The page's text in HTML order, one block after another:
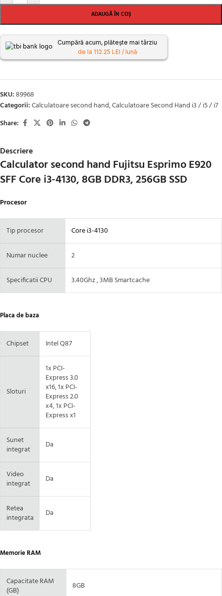
ADAUGĂ ÎN COȘ
Cumpără acum, plătește mai târziu
de la 112.25 LEI / lună
SKU:89968
Categorii:Calculatoare second hand,Calculatoare Second Hand i3 / i5 / i7
Share:
Descriere
Calculator second hand Fujitsu Esprimo E920
SFF Core i3-4130, 8GB DDR3, 256GB SSD
Procesor
Tip procesor Core i3-4130
Numar nuclee 2
Specificatii CPU 3.40Ghz , 3MB Smartcache
Placa de baza
Chipset Intel Q87
Sloturi
1x PCI-
Express 3.0
x16, 1x PCI-
Express 2.0
x4, 1x PCI-
Express x1
Sunet
integrat
Da
Video
integrat
Da
Retea
integrata
Da
Memorie RAM
Capacitate RAM
(GB)
8GB